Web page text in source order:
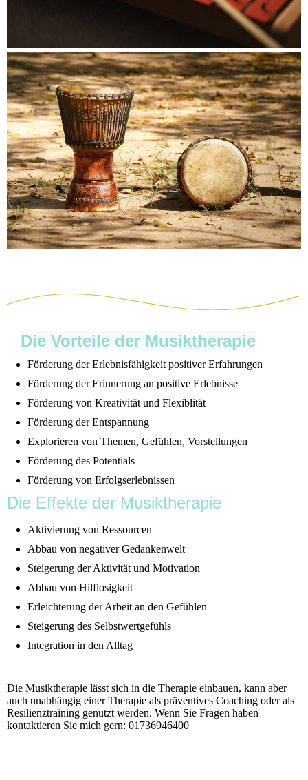
Die Vorteile der Musiktherapie
Förderung der Erlebnisfähigkeit positiver Erfahrungen
Förderung der Erinnerung an positive Erlebnisse
Förderung von Kreativität und Flexiblität
Förderung der Entspannung
Explorieren von Themen, Gefühlen, Vorstellungen
Förderung des Potentials
Förderung von Erfolgserlebnissen
Die Effekte der Musiktherapie
Aktivierung von Ressourcen
Abbau von negativer Gedankenwelt
Steigerung der Aktivität und Motivation
Abbau von Hilflosigkeit
Erleichterung der Arbeit an den Gefühlen
Steigerung des Selbstwertgefühls
Integration in den Alltag
Die Musiktherapie lässt sich in die Therapie einbauen, kann aber
auch unabhängig einer Therapie als präventives Coaching oder als
Resilienztraining genutzt werden. Wenn Sie Fragen haben
kontaktieren Sie mich gern: 01736946400